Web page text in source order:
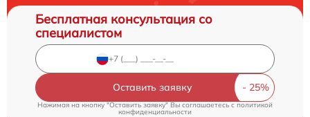
Бесплатная консультация со
специалистом
Оставить заявку
Нажимая на кнопку "Оставить заявку" Вы соглашаетесь cполитикой
конфиденциальности